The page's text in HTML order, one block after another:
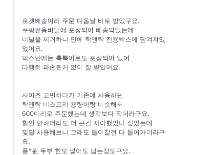
로켓배송이라 주문 다음날 바로 받았구요.
쿠팡전용비닐에 포장되어 배송되었는데
비닐을 제거하니 안에 락앤락 전용박스에 담겨져있
었어요.
박스안에는 뽁뽁이로도 포장되어 있어
다행히 파손된거 없이 잘 받았어요.
사이즈 고민하다가 기존에 사용하던
락앤락 비스프리 용량이랑 비슷해서
600미리로 주문했는데 생각보다 작더라구요.
할인 안하더라도 더 큰걸 사야했었나 싶었는데
몇달 사용해보니 그래도 들어갈껀 다 들어가더라구
요.
풀*원 두부 한모 넣어도 남는정도구요.